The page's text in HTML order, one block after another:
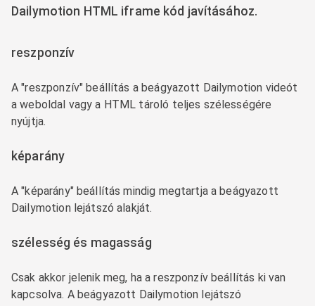
Dailymotion HTML iframe kód javításához.
reszponzív
A "reszponzív" beállítás a beágyazott Dailymotion videót
a weboldal vagy a HTML tároló teljes szélességére
nyújtja.
képarány
A "képarány" beállítás mindig megtartja a beágyazott
Dailymotion lejátszó alakját.
szélesség és magasság
Csak akkor jelenik meg, ha a reszponzív beállítás ki van
kapcsolva. A beágyazott Dailymotion lejátszó